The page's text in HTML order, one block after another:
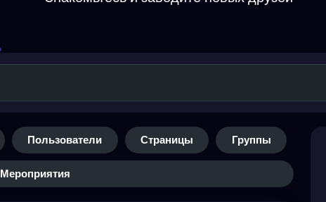
Пользователи Страницы Группы
Мероприятия